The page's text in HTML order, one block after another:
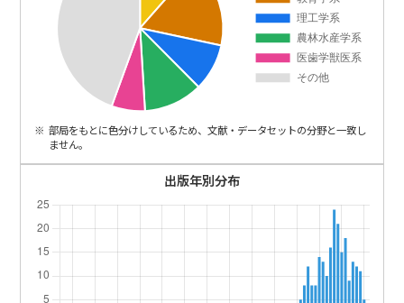
部局をもとに色分けしているため、文献・データセットの分野と一致し
ません。
出版年別分布